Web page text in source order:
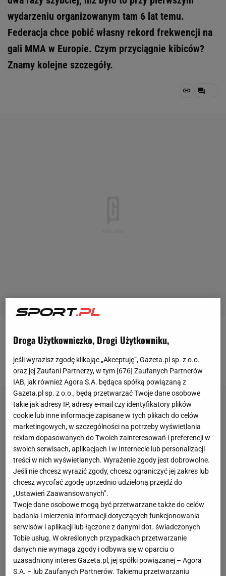
wydarzeniu organizowanym tam 6 lat temu.
Federacja chce pobić własny rekord frekwencji na
gali MMA w Europie. Czym przyciągnie kibiców?
Znamy kolejne szczegóły.
Za nami niecałe trzy tygodnie sprzedaży biletów na
wejściówek już jest przy 20 tysiącach.
Droga Użytkowniczko, Drogi Użytkowniku,
jeśli wyrazisz zgodę klikając „Akceptuję”, Gazeta.pl sp. z o.o.
oraz jej Zaufani Partnerzy, w tym [676] Zaufanych Partnerów
IAB, jak również Agora S.A. będąca spółką powiązaną z
Gazeta.pl sp. z o.o., będą przetwarzać Twoje dane osobowe
takie jak adresy IP, adresy e-mail czy identyfikatory plików
cookie lub inne informacje zapisane w tych plikach do celów
marketingowych, w szczególności na potrzeby wyświetlania
reklam dopasowanych do Twoich zainteresowań i preferencji w
swoich serwisach, aplikacjach i w Internecie lub personalizacji
treści w nich wyświetlanych. Wyrażenie zgody jest dobrowolne.
Jeśli nie chcesz wyrazić zgody, chcesz ograniczyć jej zakres lub
chcesz wycofać zgodę uprzednio udzieloną przejdź do
„Ustawień Zaawansowanych”.
Twoje dane osobowe mogą być przetwarzane także do celów
badania i mierzenia informacji dotyczących funkcjonowania
serwisów i aplikacji lub łączone z danymi dot. świadczonych
Tobie usług. W określonych przypadkach przetwarzanie
danych nie wymaga zgody i odbywa się w oparciu o
uzasadniony interes Gazeta.pl, jej spółki powiązanej – Agora
S.A. – lub Zaufanych Partnerów. Takiemu przetwarzaniu